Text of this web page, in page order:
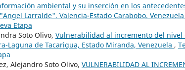
ambiental y su inserción en los
Larralde". Valencia-Estado Carabobo. Venezuela
Etapa
Soto Olivo, Vulnerabilidad al incremento del nivel
Laguna de Tacarigua, Estado Miranda, Venezuela ,
Alejandro Soto Olivo, VULNERABILIDAD AL